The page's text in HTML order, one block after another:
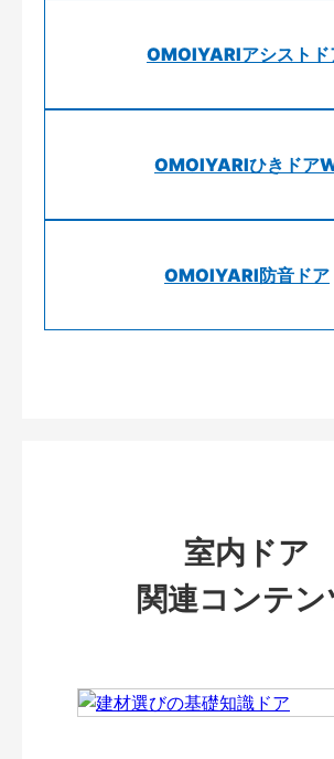
OMOIYARIアシストド
OMOIYARIひきドア
OMOIYARI防音ドア
室内ドア
関連コンテン